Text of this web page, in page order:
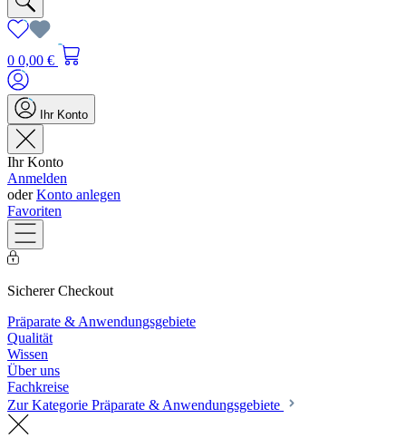
0 0,00 €
Ihr Konto
Ihr Konto
Anmelden
oderKonto anlegen
Favoriten
Sicherer Checkout
Präparate & Anwendungsgebiete
Qualität
Wissen
Über uns
Fachkreise
Zur Kategorie Präparate & Anwendungsgebiete